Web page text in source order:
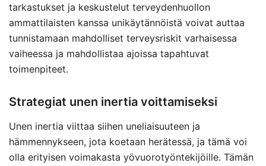
tarkastukset ja keskustelut terveydenhuollon
ammattilaisten kanssa unikäytännöistä voivat auttaa
tunnistamaan mahdolliset terveysriskit varhaisessa
vaiheessa ja mahdollistaa ajoissa tapahtuvat
toimenpiteet.
Strategiat unen inertia voittamiseksi
Unen inertia viittaa siihen uneliaisuuteen ja
hämmennykseen, jota koetaan herätessä, ja tämä voi
olla erityisen voimakasta yövuorotyöntekijöille. Tämän